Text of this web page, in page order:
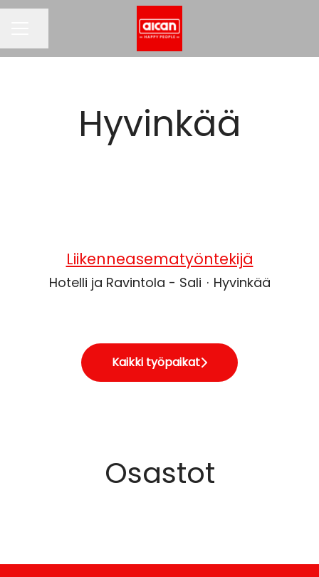
Hyvinkää
Liikenneasematyöntekijä
Hotelli ja Ravintola - Sali · Hyvinkää
Kaikki työpaikat
Osastot